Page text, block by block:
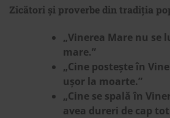
Zicători și proverbe din tradiția
„Vinerea Mare nu se
mare.”
„Cine postește în
ușor la moarte.”
„Cine se spală în
avea dureri de cap